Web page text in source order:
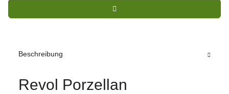
Beschreibung
Revol Porzellan